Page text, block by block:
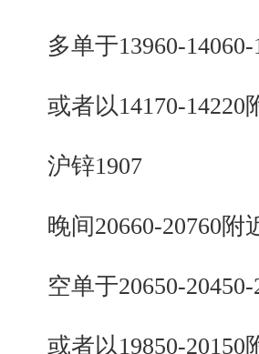
多单于13960-14060-
或者以14170-14220
沪锌1907
晚间20660-20760附
空单于20650-20450-
或者以19850-20150